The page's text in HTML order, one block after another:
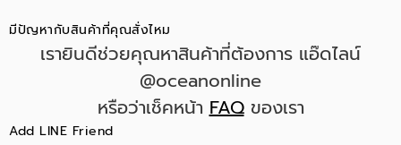
มีปัญหากับสินค้าที่คุณสั่งไหม
เรายินดีช่วยคุณหาสินค้าที่ต้องการ แอ๊ดไลน์
@oceanonline
หรือว่าเช็คหน้าFAQของเรา
Add LINE Friend